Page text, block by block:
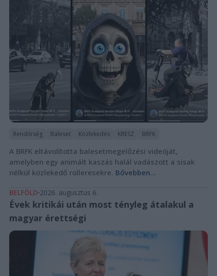
Rendőrség Baleset Közlekedés KRESZ BRFK
A BRFK eltávolította balesetmegelőzési videóját,
amelyben egy animált kaszás halál vadászott a sisak
nélkül közlekedő rolleresekre. Bővebben...
BELFÖLD 2026. augusztus 6.
Évek kritikái után most tényleg átalakul a
magyar érettségi